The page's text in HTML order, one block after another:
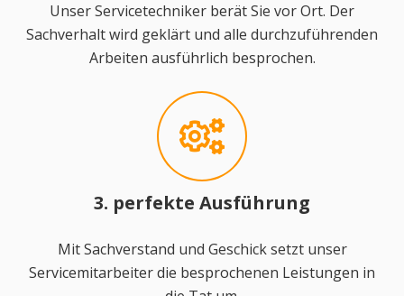
Unser Servicetechniker berät Sie vor Ort. Der
Sachverhalt wird geklärt und alle durchzuführenden
Arbeiten ausführlich besprochen.
3. perfekte Ausführung
Mit Sachverstand und Geschick setzt unser
Servicemitarbeiter die besprochenen Leistungen in